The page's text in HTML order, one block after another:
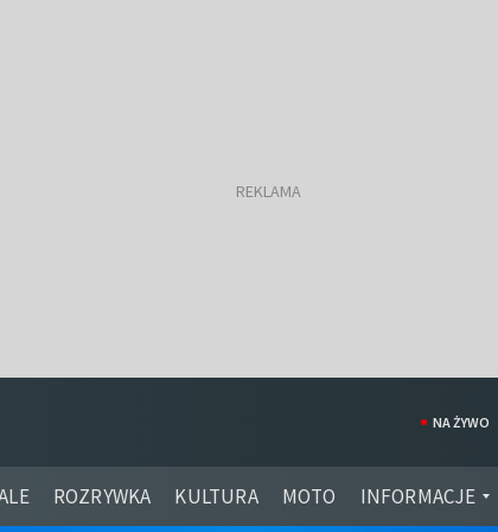
ROZRYWKA KULTURA MOTO INFORMACJE
NA ŻYWO